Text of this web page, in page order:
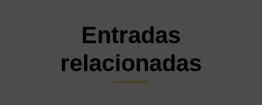
Entradas
relacionadas